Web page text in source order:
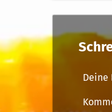
Deine